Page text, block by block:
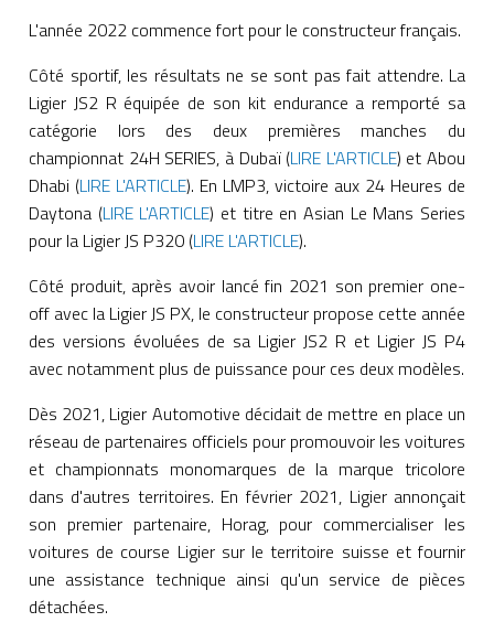
L'année 2022 commence fort pour le constructeur français.
Côté sportif, les résultats ne se sont pas fait attendre. La
Ligier JS2 R équipée de son kit endurance a remporté sa
catégorie lors des deux premières manches du
championnat 24H SERIES, à Dubaï (LIRE L'ARTICLE) et Abou
Dhabi (LIRE L'ARTICLE). En LMP3, victoire aux 24 Heures de
Daytona (LIRE L'ARTICLE) et titre en Asian Le Mans Series
pour la Ligier JS P320 (LIRE L'ARTICLE).
Côté produit, après avoir lancé fin 2021 son premier one-
off avec la Ligier JS PX, le constructeur propose cette année
des versions évoluées de sa Ligier JS2 R et Ligier JS P4
avec notamment plus de puissance pour ces deux modèles.
Dès 2021, Ligier Automotive décidait de mettre en place un
réseau de partenaires officiels pour promouvoir les voitures
et championnats monomarques de la marque tricolore
dans d'autres territoires. En février 2021, Ligier annonçait
son premier partenaire, Horag, pour commercialiser les
voitures de course Ligier sur le territoire suisse et fournir
une assistance technique ainsi qu'un service de pièces
détachées.